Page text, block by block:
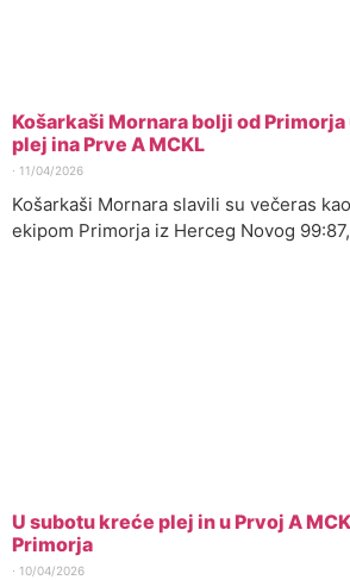
Košarkaši Mornara bolji od
plej ina Prve A MCKL
⋅ 11/04/2026
Košarkaši Mornara slavili su večeras
ekipom Primorja iz Herceg Novog
U subotu kreće plej in u Prvoj A
Primorja
⋅ 10/04/2026